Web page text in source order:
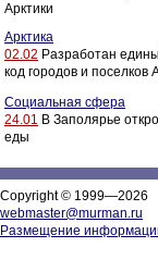
Арктики
Арктика
02.02 Разработан
код городов и поселков
Социальная сфера
24.01 В Заполярье
еды
Copyright © 1999—2026
webmaster@murman.ru
Размещение